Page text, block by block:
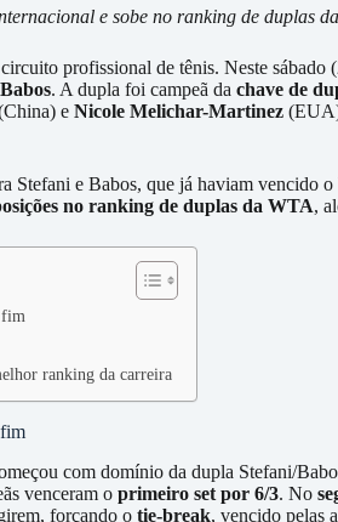
e sobe no ranking de duplas
profissional de tênis. Neste
. A dupla foi campeã da chave de
e Nicole Melichar-Martinez
Stefani e Babos, que já haviam vencido o
no ranking de duplas da WTA,
fim
ranking da carreira
com domínio da dupla Stefani/
venceram o primeiro set por 6/3. No
forçando o tie-break, vencido pelas